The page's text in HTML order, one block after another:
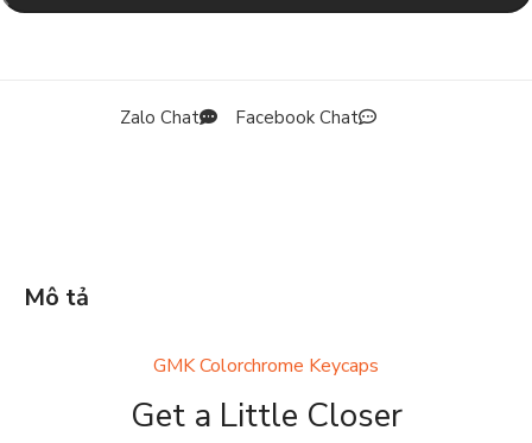
Zalo Chat Facebook Chat
Mô tả
GMK Colorchrome Keycaps
Get a Little Closer